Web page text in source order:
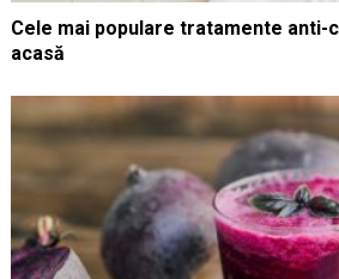
Cele mai populare tratamente anti-
acasă